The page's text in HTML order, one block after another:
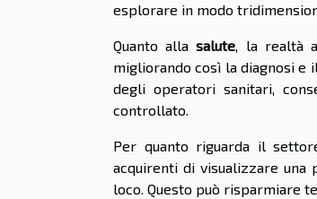
esplorare in modo
Quanto allasalute, la realtà
migliorando così la diagnosi
degli operatori sanitari,
controllato.
Per quanto riguarda il
acquirenti di visualizzare
loco. Questo può risparmiare